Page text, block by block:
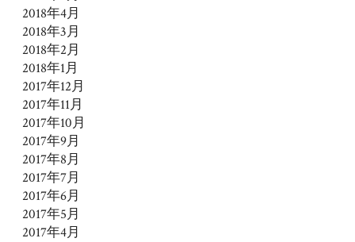
2018年4月
2018年3月
2018年2月
2018年1月
2017年12月
2017年11月
2017年10月
2017年9月
2017年8月
2017年7月
2017年6月
2017年5月
2017年4月